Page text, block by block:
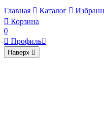
Главная  Каталог 
 Корзина
0
 Профиль
Наверх 